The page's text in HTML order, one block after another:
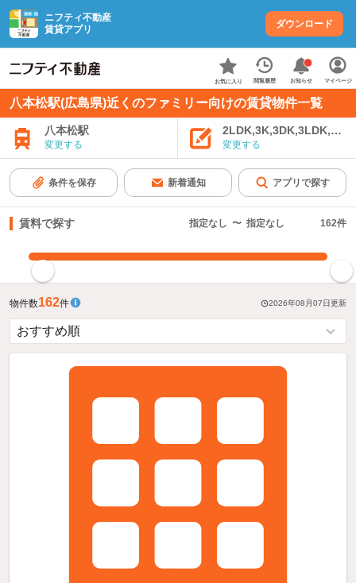
ニフティ不動産
賃貸アプリ
ダウンロード
お気に入り 閲覧履歴 お知らせ マイページ
八本松駅(広島県)近くのファミリー向けの賃貸物件一覧
八本松駅
変更する 変更する
条件を保存 新着通知 アプリで探す
賃料で探す 指定なし 〜 指定なし 162件
物件数162件 2026年08月07日更新